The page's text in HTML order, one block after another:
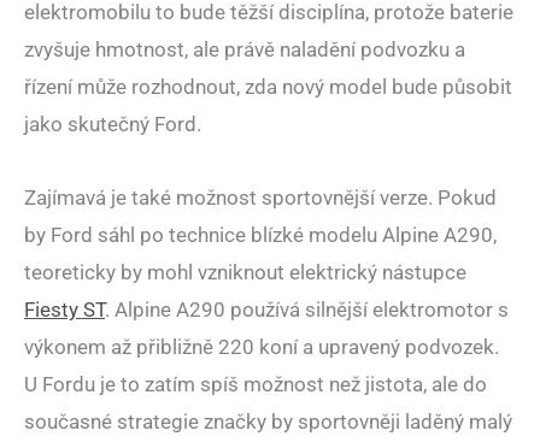
elektromobilu to bude těžší disciplína, protože baterie
zvyšuje hmotnost, ale právě naladění podvozku a
řízení může rozhodnout, zda nový model bude působit
jako skutečný Ford.
Zajímavá je také možnost sportovnější verze. Pokud
by Ford sáhl po technice blízké modelu Alpine A290,
teoreticky by mohl vzniknout elektrický nástupce
Fiesty ST. Alpine A290 používá silnější elektromotor s
výkonem až přibližně 220 koní a upravený podvozek.
U Fordu je to zatím spíš možnost než jistota, ale do
současné strategie značky by sportovněji laděný malý